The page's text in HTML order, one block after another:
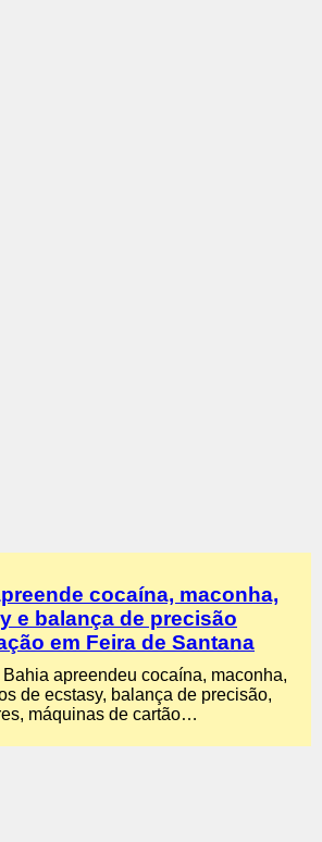
cocaína, maconha,
e balança de precisão
em Feira de Santana
apreendeu cocaína, maconha,
de ecstasy, balança de precisão,
máquinas de cartão…